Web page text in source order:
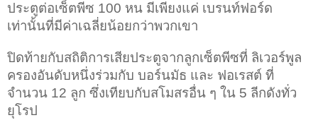
ประตูต่อเซ็ตพีซ 100 หน มีเพียงแค่ เบรนท์ฟอร์ด
เท่านั้นที่มีค่าเฉลี่ยน้อยกว่าพวกเขา
ปิดท้ายกับสถิติการเสียประตูจากลูกเซ็ตพีซที่ ลิเวอร์พูล
ครองอันดับหนึ่งร่วมกับ บอร์นมัธ และ ฟอเรสต์ ที่
จำนวน 12 ลูก ซึ่งเทียบกับสโมสรอื่น ๆ ใน 5 ลีกดังทั่ว
ยุโรป